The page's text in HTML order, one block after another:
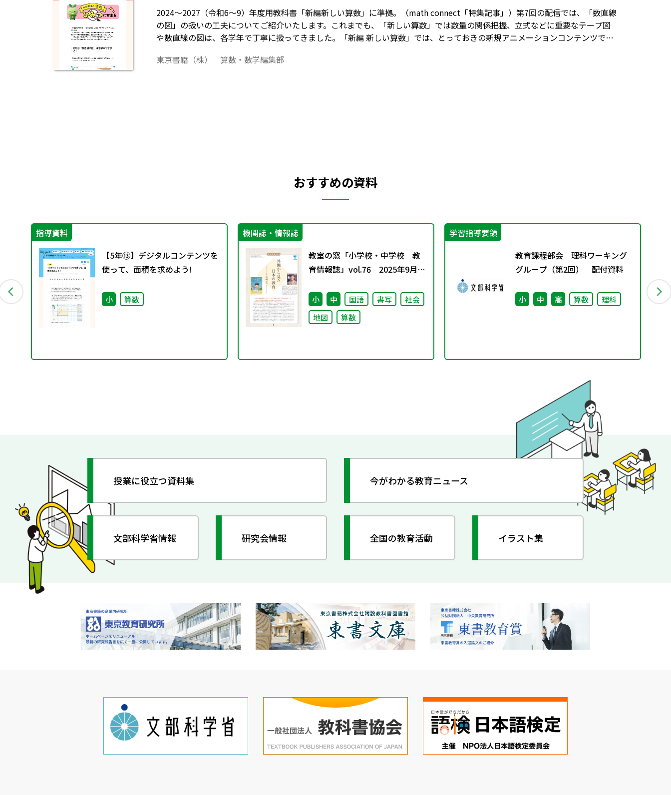
2024～2027（令和6～9）年度用教科書「新編新しい算数」に準拠。（math connect「特集記事」）第7回の配信では、「数直線
の図」の扱いの工夫についてご紹介いたします。これまでも、「新しい算数」では数量の関係把握、立式などに重要なテープ図
や数直線の図は、各学年で丁寧に扱ってきました。「新編 新しい算数」では、とっておきの新規アニメーションコンテンツで子
東京書籍（株） 算数・数学編集部
おすすめの資料
指導資料
【5年⑬】デジタルコンテンツを
使って、面積を求めよう!
小 算数
機関誌・情報誌
教室の窓「小学校・中学校 教
育情報誌」vol.76 2025年9月発
行
小 中 国語 書写
社会
地図
算数
学習指導要領
教育課程部会 理科ワーキング
グループ（第2回） 配付資料
小 中 高 算数 理科
授業に役立つ資料集 今がわかる教育ニュース
文部科学省情報 研究会情報 全国の教育活動 イラスト集